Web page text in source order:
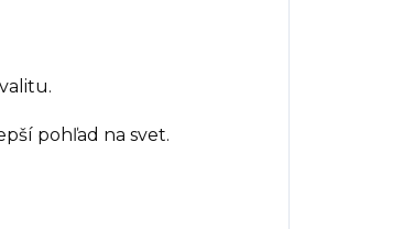
pohľad na svet.